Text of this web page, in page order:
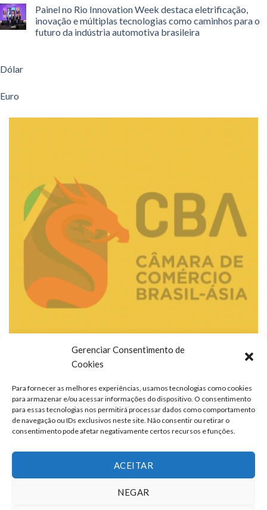
Gerenciar Consentimento de
Cookies
Para fornecer as melhores experiências, usamos tecnologias como cookies
para armazenar e/ou acessar informações do dispositivo. O consentimento
para essas tecnologias nos permitirá processar dados como comportamento
de navegação ou IDs exclusivos neste site. Não consentir ou retirar o
consentimento pode afetar negativamente certos recursos e funções.
ACEITAR
NEGAR
Painel no Rio Innovation Week destaca eletrificação,
inovação e múltiplas tecnologias como caminhos para o
futuro da indústria automotiva brasileira
Dólar
Euro